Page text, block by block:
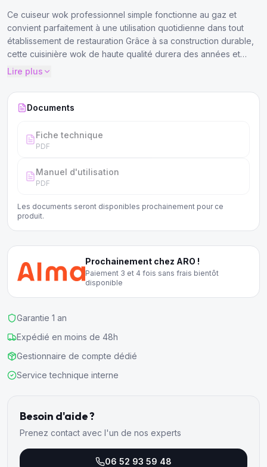
Ce cuiseur wok professionnel simple fonctionne au gaz et
convient parfaitement à une utilisation quotidienne dans tout
établissement de restauration Grâce à sa construction durable,
cette cuisinière wok de haute qualité durera des années et
peut vraiment encaisser les coups
ligne de cuisson.
Lire plus
Documents
Fiche technique
PDF
Manuel d'utilisation
PDF
Les documents seront disponibles prochainement pour ce
produit.
Prochainement chez ARO !
Paiement 3 et 4 fois sans frais bientôt
disponible
Garantie 1 an
Expédié en moins de 48h
Gestionnaire de compte dédié
Service technique interne
Besoin d'aide ?
Prenez contact avec l'un de nos experts
06 52 93 59 48